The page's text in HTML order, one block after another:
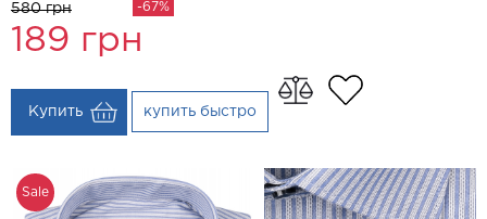
580 грн
189 грн
-67%
Купить купить быстро
Sale